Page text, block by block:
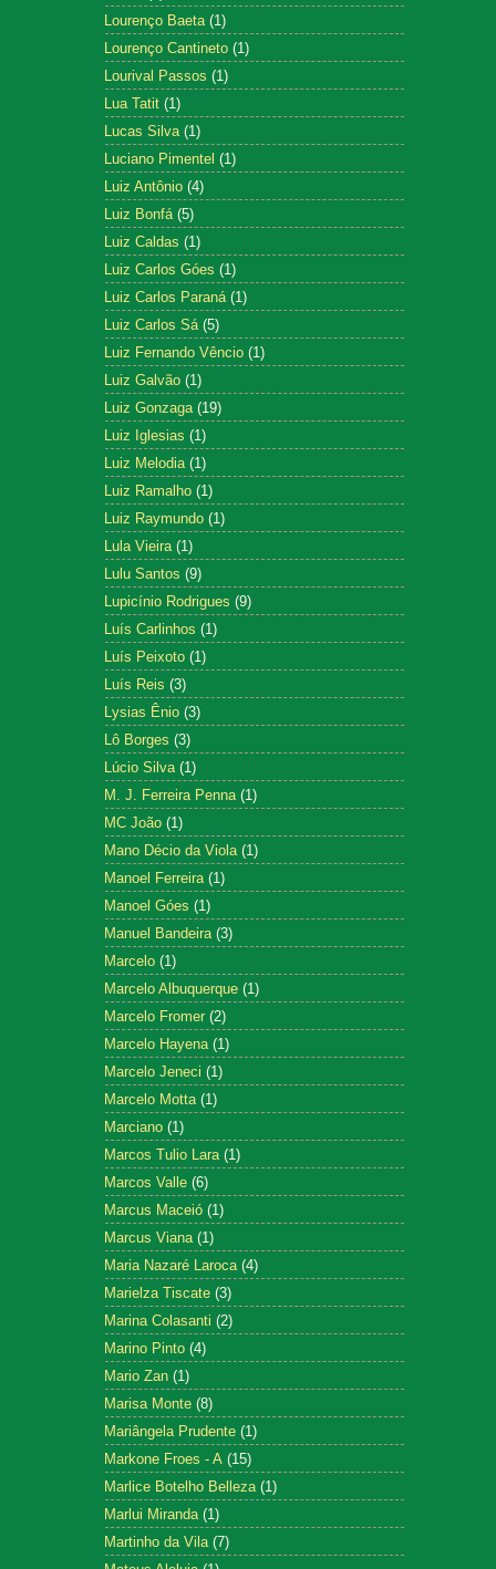
Lourenço Baeta (1)
Lourenço Cantineto (1)
Lourival Passos (1)
Lua Tatit (1)
Lucas Silva (1)
Luciano Pimentel (1)
Luiz Antônio (4)
Luiz Bonfá (5)
Luiz Caldas (1)
Luiz Carlos Góes (1)
Luiz Carlos Paraná (1)
Luiz Carlos Sá (5)
Luiz Fernando Vêncio (1)
Luiz Galvão (1)
Luiz Gonzaga (19)
Luiz Iglesias (1)
Luiz Melodia (1)
Luiz Ramalho (1)
Luiz Raymundo (1)
Lula Vieira (1)
Lulu Santos (9)
Lupicínio Rodrigues (9)
Luís Carlinhos (1)
Luís Peixoto (1)
Luís Reis (3)
Lysias Ênio (3)
Lô Borges (3)
Lúcio Silva (1)
M. J. Ferreira Penna (1)
MC João (1)
Mano Décio da Viola (1)
Manoel Ferreira (1)
Manoel Góes (1)
Manuel Bandeira (3)
Marcelo (1)
Marcelo Albuquerque (1)
Marcelo Fromer (2)
Marcelo Hayena (1)
Marcelo Jeneci (1)
Marcelo Motta (1)
Marciano (1)
Marcos Tulio Lara (1)
Marcos Valle (6)
Marcus Maceió (1)
Marcus Viana (1)
Maria Nazaré Laroca (4)
Marielza Tiscate (3)
Marina Colasanti (2)
Marino Pinto (4)
Mario Zan (1)
Marisa Monte (8)
Mariângela Prudente (1)
Markone Froes - A (15)
Marlice Botelho Belleza (1)
Marlui Miranda (1)
Martinho da Vila (7)